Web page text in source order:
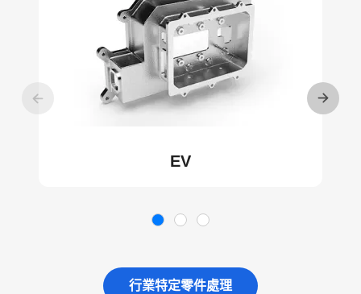
EV
行業特定零件處理